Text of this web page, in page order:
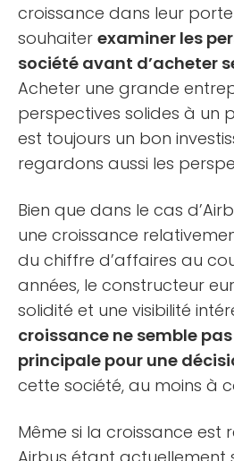
croissance dans leur
souhaiter examiner les
société avant d’acheter
Acheter une grande
perspectives solides à un
est toujours un bon
regardons aussi les
Bien que dans le cas
une croissance
du chiffre d’affaires au
années, le constructeur
solidité et une visibilité
croissance ne semble
principale pour une
cette société, au moins à
Même si la croissance est